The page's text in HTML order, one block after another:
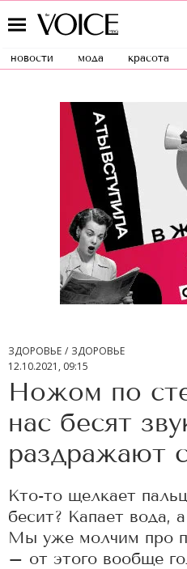
новости мода красота
ЗДОРОВЬЕ
ЗДОРОВЬЕ
12.10.2021, 09:15
Ножом по
нас бесят
раздражают
Кто-то щелкает
бесит? Капает вода,
Мы уже молчим про
– от этого вообще